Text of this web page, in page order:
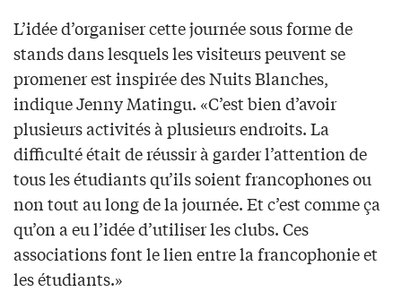
L’idée d’organiser cette journée sous forme de
stands dans lesquels les visiteurs peuvent se
promener est inspirée des Nuits Blanches,
indique Jenny Matingu. «C’est bien d’avoir
plusieurs activités à plusieurs endroits. La
difficulté était de réussir à garder l’attention de
tous les étudiants qu’ils soient francophones ou
non tout au long de la journée. Et c’est comme ça
qu’on a eu l’idée d’utiliser les clubs. Ces
associations font le lien entre la francophonie et
les étudiants.»